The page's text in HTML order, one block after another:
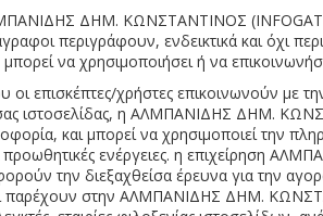
ΔΗΜ. ΚΩΝΣΤΑΝΤΙΝΟΣ (INFOGATE
περιγράφουν, ενδεικτικά και όχι
μπορεί να χρησιμοποιήσει ή να
οι επισκέπτες/χρήστες επικοινωνούν
ιστοσελίδας, η ΑΛΜΠΑΝΙΔΗΣ ΔΗΜ.
και μπορεί να χρησιμοποιεί την
προωθητικές ενέργειες. η επιχείρηση
την διεξαχθείσα έρευνα για την
παρέχουν στην ΑΛΜΠΑΝΙΔΗΣ ΔΗΜ.